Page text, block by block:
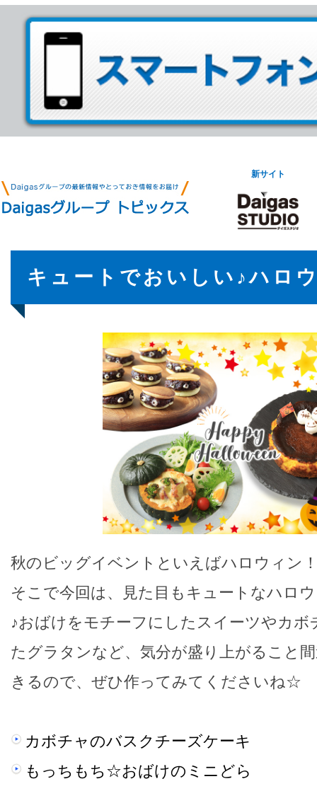
新サイト
キュートでおいしい♪ハロ
秋のビッグイベントといえばハロウィン
そこで今回は、見た目もキュートなハロ
♪おばけをモチーフにしたスイーツやカ
たグラタンなど、気分が盛り上がること
きるので、ぜひ作ってみてくださいね☆
カボチャのバスクチーズケーキ
もっちもち☆おばけのミニどら